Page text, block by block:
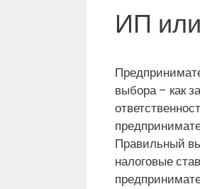
ИП
выбора – как
Правильный
налоговые